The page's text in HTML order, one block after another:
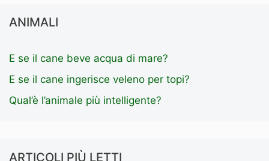
ANIMALI
E se il cane beve acqua di mare?
E se il cane ingerisce veleno per topi?
Qual’è l’animale più intelligente?
ARTICOLI PIÙ LETTI